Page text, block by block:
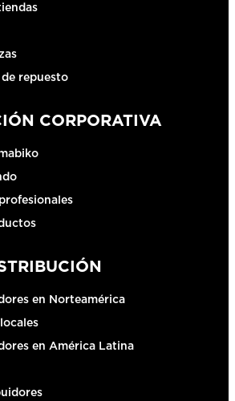
repuesto
CORPORATIVA
en Norteamérica
en América Latina